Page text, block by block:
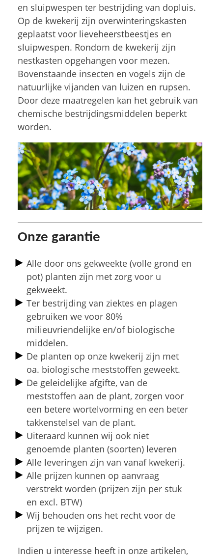
en sluipwespen ter bestrijding van dopluis.
Op de kwekerij zijn overwinteringskasten
geplaatst voor lieveheerstbeestjes en
sluipwespen. Rondom de kwekerij zijn
nestkasten opgehangen voor mezen.
Bovenstaande insecten en vogels zijn de
natuurlijke vijanden van luizen en rupsen.
Door deze maatregelen kan het gebruik van
chemische bestrijdingsmiddelen beperkt
worden.
Onze garantie
Alle door ons gekweekte (volle grond en
pot) planten zijn met zorg voor u
gekweekt.
Ter bestrijding van ziektes en plagen
gebruiken we voor 80%
milieuvriendelijke en/of biologische
middelen.
De planten op onze kwekerij zijn met
oa. biologische meststoffen geweekt.
De geleidelijke afgifte, van de
meststoffen aan de plant, zorgen voor
een betere wortelvorming en een beter
takkenstelsel van de plant.
Uiteraard kunnen wij ook niet
genoemde planten (soorten) leveren
Alle leveringen zijn van vanaf kwekerij.
Alle prijzen kunnen op aanvraag
verstrekt worden (prijzen zijn per stuk
en excl. BTW)
Wij behouden ons het recht voor de
prijzen te wijzigen.
Indien u interesse heeft in onze artikelen,